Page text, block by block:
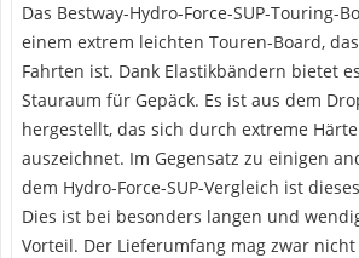
Das Bestway-Hydro-Force-SUP-Touring-
einem extrem leichten Touren-Board,
Fahrten ist. Dank Elastikbändern bietet
Stauraum für Gepäck. Es ist aus dem
hergestellt, das sich durch extreme
auszeichnet. Im Gegensatz zu einigen
dem Hydro-Force-SUP-Vergleich ist
Dies ist bei besonders langen und
Vorteil. Der Lieferumfang mag zwar